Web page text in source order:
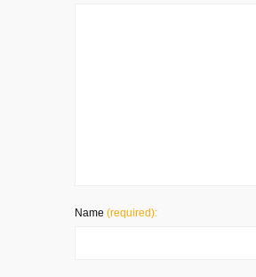
Name (required):